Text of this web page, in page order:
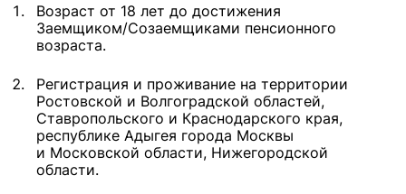
Возраст от 18 лет до достижения
Заемщиком/Созаемщиками пенсионного
возраста.
Регистрация и проживание на территории
Ростовской и Волгоградской областей,
Ставропольского и Краснодарского края,
республике Адыгея города Москвы
и Московской области, Нижегородской
области.